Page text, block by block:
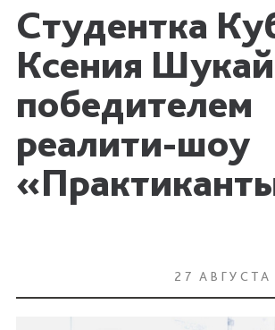
Студентка
Ксения Шукай
победителем
реалити-шоу
27 АВГУСТА